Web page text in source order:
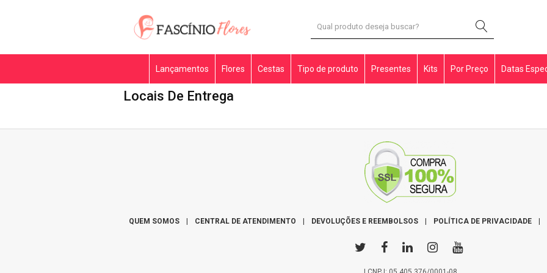
Lançamentos Flores Cestas Tipo de produto Presentes Kits Por Preço Datas
Locais De Entrega
QUEM SOMOS | CENTRAL DE ATENDIMENTO | DEVOLUÇÕES E REEMBOLSOS | POLÍTICA DE PRIVACIDADE |